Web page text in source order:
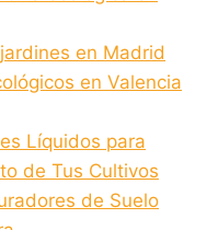
en Madrid
en Valencia
Líquidos para
de Tus Cultivos
de Suelo